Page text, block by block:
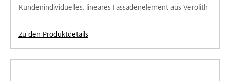
Kundenindividuelles, lineares Fassadenelement aus Verolith
Zu den Produktdetails